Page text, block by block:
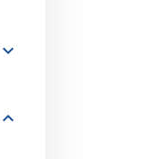
expand_more
expand_more